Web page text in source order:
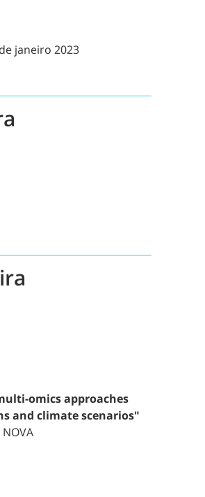
janeiro 2023
omics approaches
and climate scenarios"